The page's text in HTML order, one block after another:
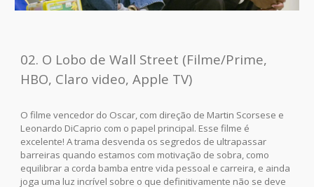
02. O Lobo de Wall Street (Filme/Prime,
HBO, Claro video, Apple TV)
O filme vencedor do Oscar, com direção de Martin Scorsese e
Leonardo DiCaprio com o papel principal. Esse filme é
excelente! A trama desvenda os segredos de ultrapassar
barreiras quando estamos com motivação de sobra, como
equilibrar a corda bamba entre vida pessoal e carreira, e ainda
joga uma luz incrível sobre o que definitivamente não se deve